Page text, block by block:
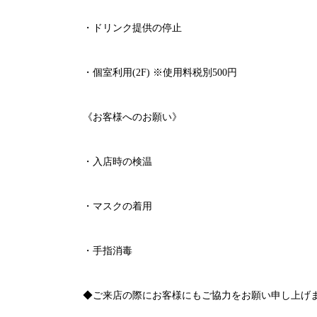
・ドリンク提供の停止
・個室利用(2F) ※使用料税別 500円
《お客様へのお願い》
・入店時の検温
・マスクの着用
・手指消毒
◆ご来店の際にお客様にもご協力をお願い申し上げ